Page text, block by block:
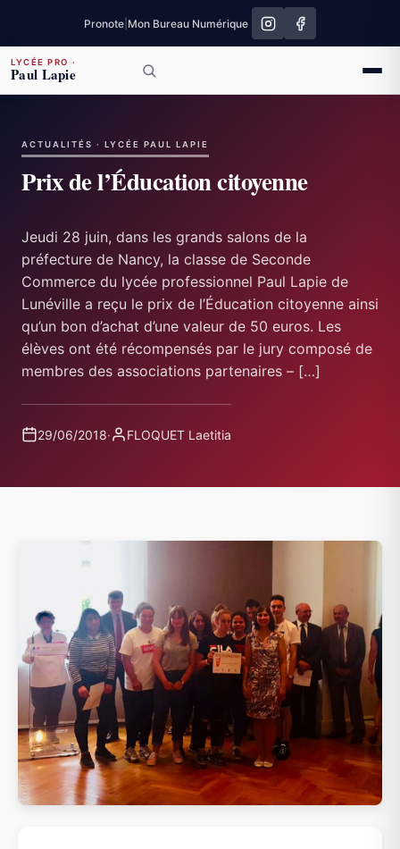
Pronote Mon Bureau Numérique
LYCÉE PRO ·
Paul Lapie
ACTUALITÉS · LYCÉE PAUL LAPIE
Prix de l’Éducation citoyenne
Jeudi 28 juin, dans les grands salons de la
préfecture de Nancy, la classe de Seconde
Commerce du lycée professionnel Paul Lapie de
Lunéville a reçu le prix de l’Éducation citoyenne ainsi
qu’un bon d’achat d’une valeur de 50 euros. Les
élèves ont été récompensés par le jury composé de
membres des associations partenaires – […]
29/06/2018· FLOQUET Laetitia